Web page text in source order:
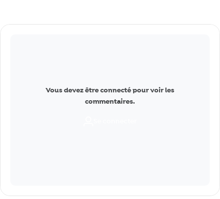
Commentaires
Vous devez être connecté pour voir les
commentaires.